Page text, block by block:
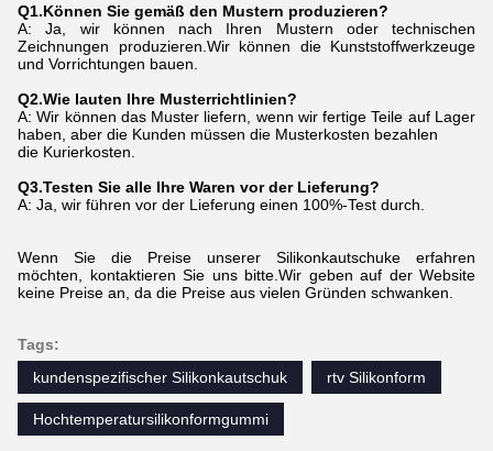
Q1.Können Sie gemäß den Mustern produzieren?
A: Ja, wir können nach Ihren Mustern oder technischen
Zeichnungen produzieren.Wir können die Kunststoffwerkzeuge
und Vorrichtungen bauen.
Q2.Wie lauten Ihre Musterrichtlinien?
A: Wir können das Muster liefern, wenn wir fertige Teile auf Lager
haben, aber die Kunden müssen die Musterkosten bezahlen
die Kurierkosten.
Q3.Testen Sie alle Ihre Waren vor der Lieferung?
A: Ja, wir führen vor der Lieferung einen 100%-Test durch.
Wenn Sie die Preise unserer Silikonkautschuke erfahren
möchten, kontaktieren Sie uns bitte.Wir geben auf der Website
keine Preise an, da die Preise aus vielen Gründen schwanken.
Tags:
kundenspezifischer Silikonkautschuk
rtv Silikonform
Hochtemperatursilikonformgummi